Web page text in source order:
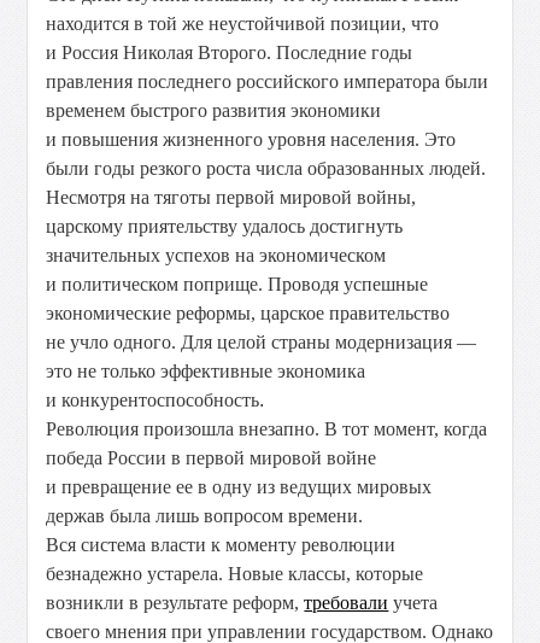
находится в той же неустойчивой позиции, что
и Россия Николая Второго. Последние годы
правления последнего российского императора были
временем быстрого развития экономики
и повышения жизненного уровня населения. Это
были годы резкого роста числа образованных людей.
Несмотря на тяготы первой мировой войны,
царскому приятельству удалось достигнуть
значительных успехов на экономическом
и политическом поприще. Проводя успешные
экономические реформы, царское правительство
не учло одного. Для целой страны модернизация —
это не только эффективные экономика
и конкурентоспособность.
Революция произошла внезапно. В тот момент, когда
победа России в первой мировой войне
и превращение ее в одну из ведущих мировых
держав была лишь вопросом времени.
Вся система власти к моменту революции
безнадежно устарела. Новые классы, которые
возникли в результате реформ,требовали учета
своего мнения при управлении государством. Однако